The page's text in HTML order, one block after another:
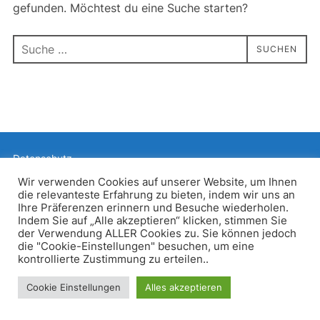
gefunden. Möchtest du eine Suche starten?
Suchen
nach:
SUCHEN
Datenschutz
Inspiro WordPress Theme von WPZOOM
Wir verwenden Cookies auf unserer Website, um Ihnen
die relevanteste Erfahrung zu bieten, indem wir uns an
Ihre Präferenzen erinnern und Besuche wiederholen.
Indem Sie auf „Alle akzeptieren“ klicken, stimmen Sie
der Verwendung ALLER Cookies zu. Sie können jedoch
die "Cookie-Einstellungen" besuchen, um eine
kontrollierte Zustimmung zu erteilen..
Cookie Einstellungen Alles akzeptieren